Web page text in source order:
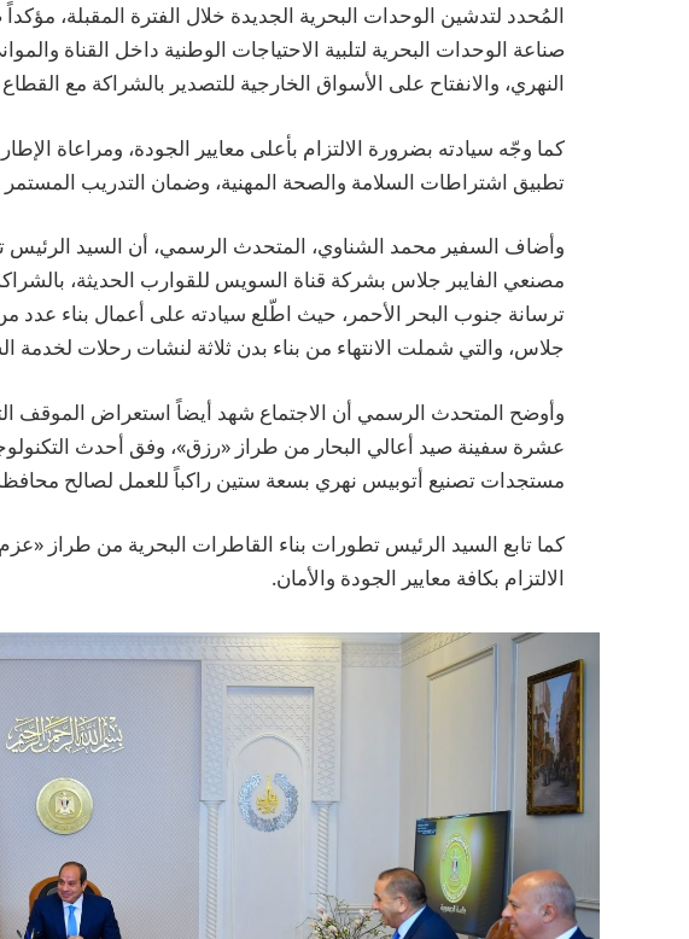
المُحدد لتدشين الوحدات البحرية الجديدة خلال الفترة المقبلة،
صناعة الوحدات البحرية لتلبية الاحتياجات الوطنية داخل القناة
النهري، والانفتاح على الأسواق الخارجية للتصدير بالشراكة مع
كما وجّه سيادته بضرورة الالتزام بأعلى معايير الجودة، ومراعاة
تطبيق اشتراطات السلامة والصحة المهنية، وضمان التدريب المستمر
وأضاف السفير محمد الشناوي، المتحدث الرسمي، أن السيد الرئيس
مصنعي الفايبر جلاس بشركة قناة السويس للقوارب الحديثة،
ترسانة جنوب البحر الأحمر، حيث اطّلع سيادته على أعمال بناء عدد
جلاس، والتي شملت الانتهاء من بناء بدن ثلاثة لنشات رحلات لخدمة
وأوضح المتحدث الرسمي أن الاجتماع شهد أيضاً استعراض الموقف
عشرة سفينة صيد أعالي البحار من طراز «رزق»، وفق أحدث
مستجدات تصنيع أتوبيس نهري بسعة ستين راكباً للعمل لصالح
كما تابع السيد الرئيس تطورات بناء القاطرات البحرية من طراز
الالتزام بكافة معايير الجودة والأمان.